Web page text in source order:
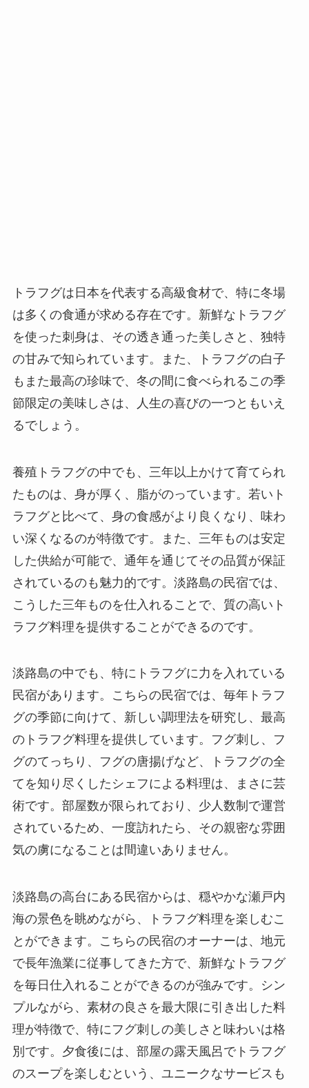
トラフグは日本を代表する高級食材で、特に冬場
は多くの食通が求める存在です。新鮮なトラフグ
を使った刺身は、その透き通った美しさと、独特
の甘みで知られています。また、トラフグの白子
もまた最高の珍味で、冬の間に食べられるこの季
節限定の美味しさは、人生の喜びの一つともいえ
るでしょう。
養殖トラフグの中でも、三年以上かけて育てられ
たものは、身が厚く、脂がのっています。若いト
ラフグと比べて、身の食感がより良くなり、味わ
い深くなるのが特徴です。また、三年ものは安定
した供給が可能で、通年を通じてその品質が保証
されているのも魅力的です。淡路島の民宿では、
こうした三年ものを仕入れることで、質の高いト
ラフグ料理を提供することができるのです。
淡路島の中でも、特にトラフグに力を入れている
民宿があります。こちらの民宿では、毎年トラフ
グの季節に向けて、新しい調理法を研究し、最高
のトラフグ料理を提供しています。フグ刺し、フ
グのてっちり、フグの唐揚げなど、トラフグの全
てを知り尽くしたシェフによる料理は、まさに芸
術です。部屋数が限られており、少人数制で運営
されているため、一度訪れたら、その親密な雰囲
気の虜になることは間違いありません。
淡路島の高台にある民宿からは、穏やかな瀬戸内
海の景色を眺めながら、トラフグ料理を楽しむこ
とができます。こちらの民宿のオーナーは、地元
で長年漁業に従事してきた方で、新鮮なトラフグ
を毎日仕入れることができるのが強みです。シン
プルながら、素材の良さを最大限に引き出した料
理が特徴で、特にフグ刺しの美しさと味わいは格
別です。夕食後には、部屋の露天風呂でトラフグ
のスープを楽しむという、ユニークなサービスも